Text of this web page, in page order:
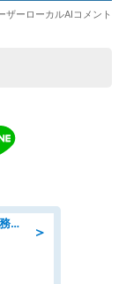
＞
09月開始/総合設備会社での営業・事務のお仕事/車通勤可/賞与あり/営業/営業事務